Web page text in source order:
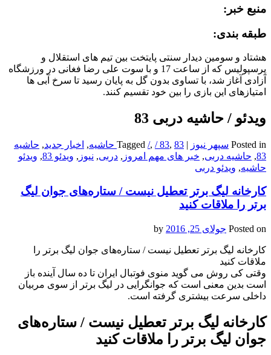
منبع خبر:
طبقه بندی:
هشتاد و سومین دیدار سنتی پایتخت بین تیم های استقلال و
پرسپولیس که از ساعت 17 و با سوت علی رضا فغانی در ورزشگاه
آزادی آغاز شد، با تساوی بدون گل به پایان رسید تا سرخ آبی ها
امتیازهای این بازی را بین خود تقسیم کنند.
ویدئو / حاشیه دربی 83
Posted in سپهر نیوز |
Tagged /, / 83, 83 حاشیه , اخبار جدید, حاشیه
83
, حاشیه دربی, خبر های مهم امروز , دربی, نیوز , ویدئو 83 , ویدئو
حاشیه, ویدئو دربی
کارخانه لیگ برتر تعطیل نیست / ستاره‌های جوان لیگ
برتر را ملاقات کنید
Posted on جولای 25, 2016
کارخانه لیگ برتر تعطیل نیست / ستاره‌های جوان لیگ برتر را
ملاقات کنید
وقتی کی روش می گوید منوی فوتبال ایران تا ده سال آینده باز
است بدین معنی است که جوانگرایی در لیگ برتر از سوی مربیان
داخلی سرعت بیشتری گرفته است.
کارخانه لیگ برتر تعطیل نیست / ستاره‌های
جوان لیگ برتر را ملاقات کنید